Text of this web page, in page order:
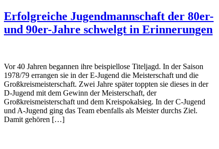
Erfolgreiche Jugendmannschaft der 80er-
und 90er-Jahre schwelgt in Erinnerungen
Vor 40 Jahren begannen ihre beispiellose Titeljagd. In der Saison
1978/79 errangen sie in der E-Jugend die Meisterschaft und die
Großkreismeisterschaft. Zwei Jahre später toppten sie dieses in der
D-Jugend mit dem Gewinn der Meisterschaft, der
Großkreismeisterschaft und dem Kreispokalsieg. In der C-Jugend
und A-Jugend ging das Team ebenfalls als Meister durchs Ziel.
Damit gehören […]